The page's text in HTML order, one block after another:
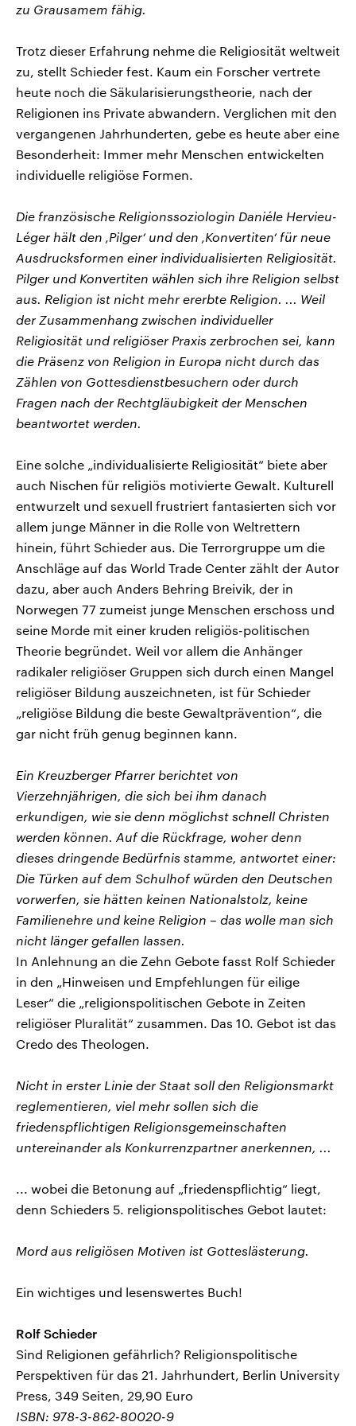
zu Grausamem fähig.
Trotz dieser Erfahrung nehme die Religiosität weltweit
zu, stellt Schieder fest. Kaum ein Forscher vertrete
heute noch die Säkularisierungstheorie, nach der
Religionen ins Private abwandern. Verglichen mit den
vergangenen Jahrhunderten, gebe es heute aber eine
Besonderheit: Immer mehr Menschen entwickelten
individuelle religiöse Formen.
Die französische Religionssoziologin Daniéle Hervieu-
Léger hält den ‚Pilger‘ und den ‚Konvertiten‘ für neue
Ausdrucksformen einer individualisierten Religiosität.
Pilger und Konvertiten wählen sich ihre Religion selbst
aus. Religion ist nicht mehr ererbte Religion. ... Weil
der Zusammenhang zwischen individueller
Religiosität und religiöser Praxis zerbrochen sei, kann
die Präsenz von Religion in Europa nicht durch das
Zählen von Gottesdienstbesuchern oder durch
Fragen nach der Rechtgläubigkeit der Menschen
beantwortet werden.
Eine solche „individualisierte Religiosität“ biete aber
auch Nischen für religiös motivierte Gewalt. Kulturell
entwurzelt und sexuell frustriert fantasierten sich vor
allem junge Männer in die Rolle von Weltrettern
hinein, führt Schieder aus. Die Terrorgruppe um die
Anschläge auf das World Trade Center zählt der Autor
dazu, aber auch Anders Behring Breivik, der in
Norwegen 77 zumeist junge Menschen erschoss und
seine Morde mit einer kruden religiös-politischen
Theorie begründet. Weil vor allem die Anhänger
radikaler religiöser Gruppen sich durch einen Mangel
religiöser Bildung auszeichneten, ist für Schieder
„religiöse Bildung die beste Gewaltprävention“, die
gar nicht früh genug beginnen kann.
Ein Kreuzberger Pfarrer berichtet von
Vierzehnjährigen, die sich bei ihm danach
erkundigen, wie sie denn möglichst schnell Christen
werden können. Auf die Rückfrage, woher denn
dieses dringende Bedürfnis stamme, antwortet einer:
Die Türken auf dem Schulhof würden den Deutschen
vorwerfen, sie hätten keinen Nationalstolz, keine
Familienehre und keine Religion – das wolle man sich
nicht länger gefallen lassen.
In Anlehnung an die Zehn Gebote fasst Rolf Schieder
in den „Hinweisen und Empfehlungen für eilige
Leser“ die „religionspolitischen Gebote in Zeiten
religiöser Pluralität“ zusammen. Das 10. Gebot ist das
Credo des Theologen.
Nicht in erster Linie der Staat soll den Religionsmarkt
reglementieren, viel mehr sollen sich die
friedenspflichtigen Religionsgemeinschaften
untereinander als Konkurrenzpartner anerkennen, ...
... wobei die Betonung auf „friedenspflichtig“ liegt,
denn Schieders 5. religionspolitisches Gebot lautet:
Mord aus religiösen Motiven ist Gotteslästerung.
Ein wichtiges und lesenswertes Buch!
Rolf Schieder
Sind Religionen gefährlich? Religionspolitische
Perspektiven für das 21. Jahrhundert, Berlin University
Press, 349 Seiten, 29,90 Euro
ISBN: 978-3-862-80020-9